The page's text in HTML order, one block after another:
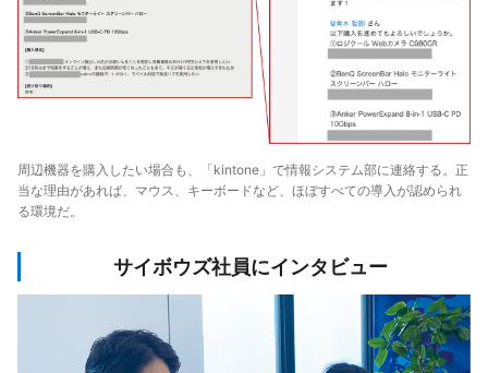
周辺機器を購入したい場合も、「kintone」で情報システム部に連絡する。正
当な理由があれば、マウス、キーボードなど、ほぼすべての導入が認められ
る環境だ。
サイボウズ社員にインタビュー